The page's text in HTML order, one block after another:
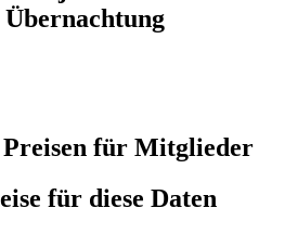
für Mitglieder
für diese Daten